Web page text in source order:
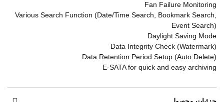
Fan Failure Monitoring
Various Search Function (Date/Time Search, Bookmark Search,
Event Search)
Daylight Saving Mode
Data Integrity Check (Watermark)
Data Retention Period Setup (Auto Delete)
E-SATA for quick and easy archiving